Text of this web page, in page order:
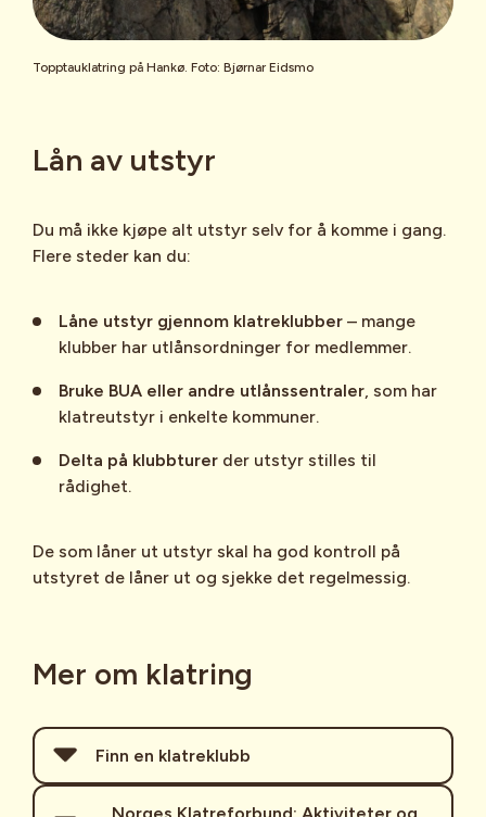
Topptauklatring på Hankø. Foto: Bjørnar Eidsmo
Lån av utstyr
Du må ikke kjøpe alt utstyr selv for å komme i gang.
Flere steder kan du:
Låne utstyr gjennom klatreklubber – mange
klubber har utlånsordninger for medlemmer.
Bruke BUA eller andre utlånssentraler, som har
klatreutstyr i enkelte kommuner.
Delta på klubbturer der utstyr stilles til
rådighet.
De som låner ut utstyr skal ha god kontroll på
utstyret de låner ut og sjekke det regelmessig.
Mer om klatring
Finn en klatreklubb
Det finnes over 200 klatreklubber i